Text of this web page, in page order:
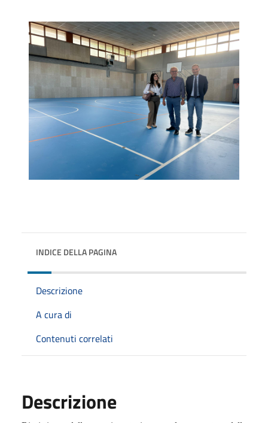
INDICE DELLA PAGINA
Descrizione
A cura di
Contenuti correlati
Descrizione